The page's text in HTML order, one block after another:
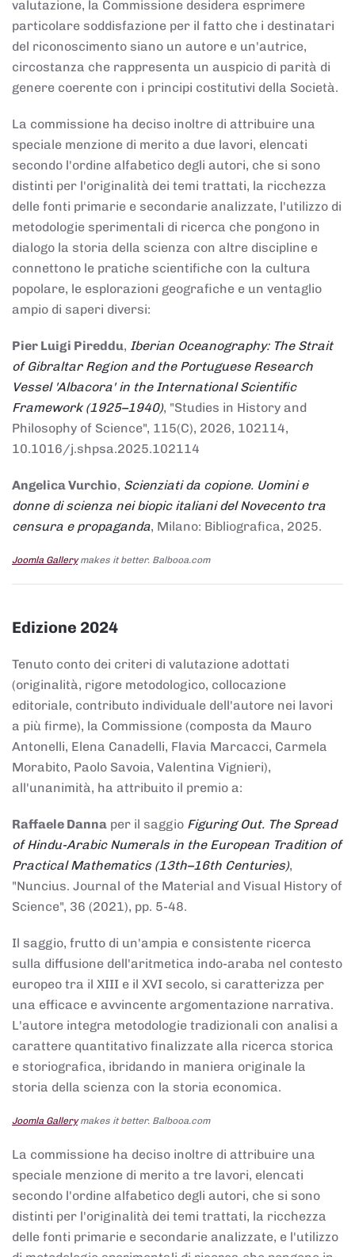
valutazione, la Commissione desidera esprimere
particolare soddisfazione per il fatto che i destinatari
del riconoscimento siano un autore e un'autrice,
circostanza che rappresenta un auspicio di parità di
genere coerente con i principi costitutivi della Società.
La commissione ha deciso inoltre di attribuire una
speciale menzione di merito a due lavori, elencati
secondo l'ordine alfabetico degli autori, che si sono
distinti per l'originalità dei temi trattati, la ricchezza
delle fonti primarie e secondarie analizzate, l'utilizzo di
metodologie sperimentali di ricerca che pongono in
dialogo la storia della scienza con altre discipline e
connettono le pratiche scientifiche con la cultura
popolare, le esplorazioni geografiche e un ventaglio
ampio di saperi diversi:
Pier Luigi Pireddu, Iberian Oceanography: The Strait
of Gibraltar Region and the Portuguese Research
Vessel 'Albacora' in the International Scientific
Framework (1925–1940), "Studies in History and
Philosophy of Science", 115(C), 2026, 102114,
10.1016/j.shpsa.2025.102114
Angelica Vurchio, Scienziati da copione. Uomini e
donne di scienza nei biopic italiani del Novecento tra
censura e propaganda, Milano: Bibliografica, 2025.
Joomla Gallerymakes it better. Balbooa.com
Edizione 2024
Tenuto conto dei criteri di valutazione adottati
(originalità, rigore metodologico, collocazione
editoriale, contributo individuale dell'autore nei lavori
a più firme), la Commissione (composta da Mauro
Antonelli, Elena Canadelli, Flavia Marcacci, Carmela
Morabito, Paolo Savoia, Valentina Vignieri),
all'unanimità, ha attribuito il premio a:
Raffaele Danna per il saggio Figuring Out. The Spread
of Hindu-Arabic Numerals in the European Tradition of
Practical Mathematics (13th–16th Centuries),
"Nuncius. Journal of the Material and Visual History of
Science", 36 (2021), pp. 5-48.
Il saggio, frutto di un'ampia e consistente ricerca
sulla diffusione dell'aritmetica indo-araba nel contesto
europeo tra il XIII e il XVI secolo, si caratterizza per
una efficace e avvincente argomentazione narrativa.
L'autore integra metodologie tradizionali con analisi a
carattere quantitativo finalizzate alla ricerca storica
e storiografica, ibridando in maniera originale la
storia della scienza con la storia economica.
Joomla Gallerymakes it better. Balbooa.com
La commissione ha deciso inoltre di attribuire una
speciale menzione di merito a tre lavori, elencati
secondo l'ordine alfabetico degli autori, che si sono
distinti per l'originalità dei temi trattati, la ricchezza
delle fonti primarie e secondarie analizzate, e l'utilizzo